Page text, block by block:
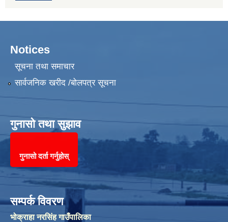
Notices
सूचना तथा समाचार
सार्वजनिक खरीद /बोलपत्र सूचना
गुनासो तथा सुझाव
गुनासो दर्ता गर्नुहोस्
सम्पर्क विवरण
भोक्राहा नरसिंह गाउँपालिका